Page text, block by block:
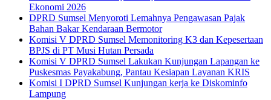
Ekonomi 2026
DPRD Sumsel Menyoroti Lemahnya Pengawasan Pajak
Bahan Bakar Kendaraan Bermotor
Komisi V DPRD Sumsel Memonitoring K3 dan Kepesertaan
BPJS di PT Musi Hutan Persada
Komisi V DPRD Sumsel Lakukan Kunjungan Lapangan ke
Puskesmas Payakabung, Pantau Kesiapan Layanan KRIS
Komisi I DPRD Sumsel Kunjungan kerja ke Diskominfo
Lampung